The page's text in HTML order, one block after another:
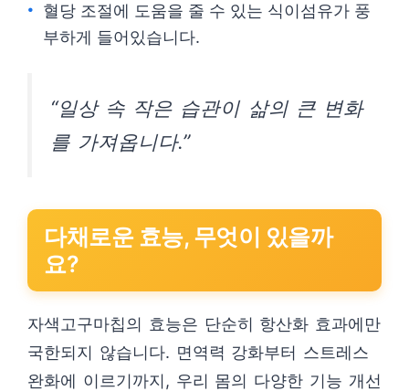
혈당 조절에 도움을 줄 수 있는 식이섬유가 풍
부하게 들어있습니다.
“일상 속 작은 습관이 삶의 큰 변화
를 가져옵니다.”
다채로운 효능, 무엇이 있을까
요?
자색고구마칩의 효능은 단순히 항산화 효과에만
국한되지 않습니다. 면역력 강화부터 스트레스
완화에 이르기까지, 우리 몸의 다양한 기능 개선